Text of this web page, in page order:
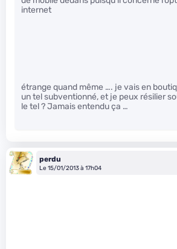
internet
étrange quand même …. je vais en
un tel subventionné, et je peux résilier
le tel ? Jamais entendu ça …
perdu
Le 15/01/2013 à 17h04